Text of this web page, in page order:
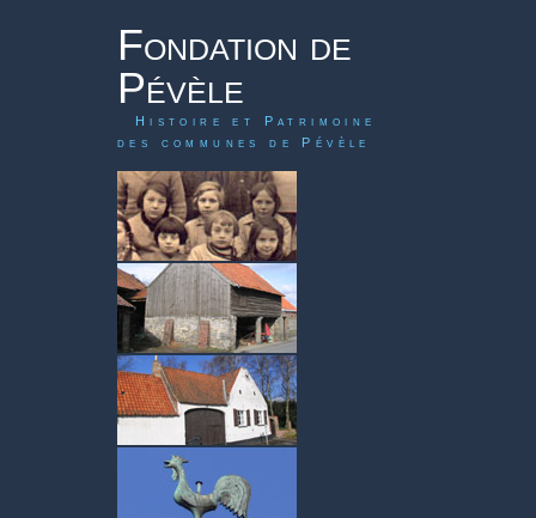
Fondation de
Pévèle
Histoire et Patrimoine
des communes de Pévèle